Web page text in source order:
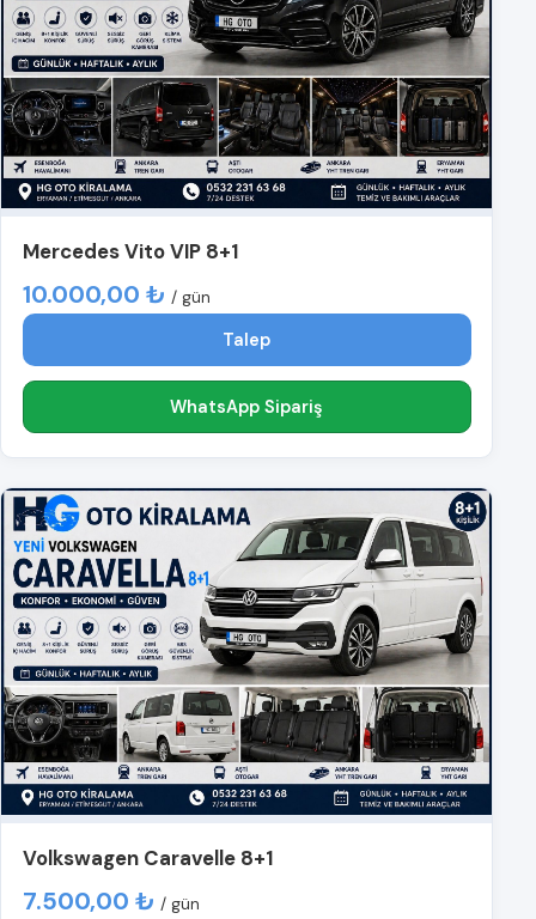
Mercedes Vito VIP 8+1
10.000,00 ₺ / gün
Talep
WhatsApp Sipariş
Volkswagen Caravelle 8+1
7.500,00 ₺ / gün